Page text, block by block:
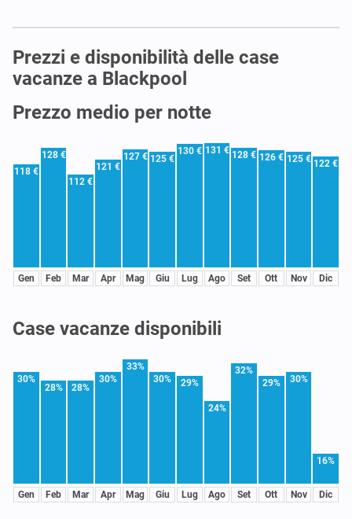
Prezzi e disponibilità delle case
vacanze a Blackpool
Prezzo medio per notte
118 €
Gen
128 €
Feb
112 €
Mar
121 €
Apr
127 €
Mag
125 €
Giu
130 €
Lug
131 €
Ago
128 €
Set
126 €
Ott
125 €
Nov
122 €
Dic
Case vacanze disponibili
30%
Gen
28%
Feb
28%
Mar
30%
Apr
33%
Mag
30%
Giu
29%
Lug
24%
Ago
32%
Set
29%
Ott
30%
Nov
16%
Dic